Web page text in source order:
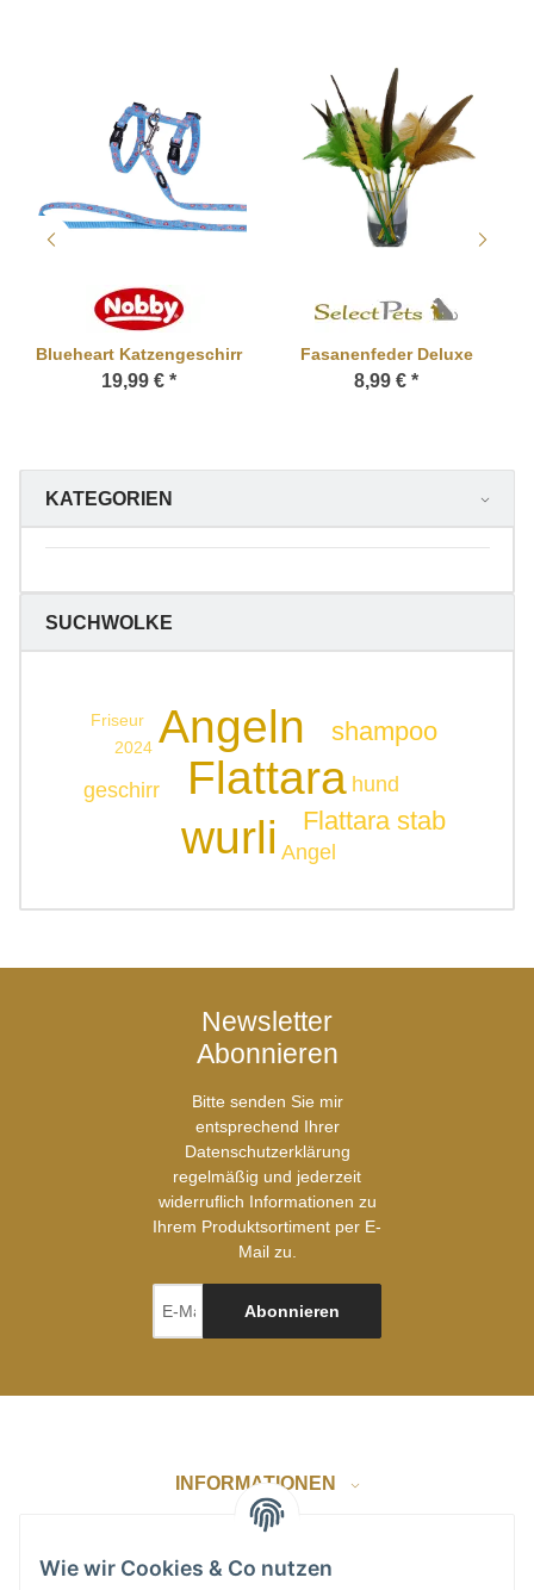
Blueheart Katzengeschirr
19,99 € *
Fasanenfeder Deluxe
8,99 € *
KATEGORIEN
SUCHWOLKE
Flattara
Angeln
wurli Flattara stab
shampoo
hund
Angel
geschirr
2024
Friseur
Newsletter
Abonnieren
Bitte senden Sie mir
entsprechend Ihrer
Datenschutzerklärung
regelmäßig und jederzeit
widerruflich Informationen zu
Ihrem Produktsortiment per E-
Mail zu.
Abonnieren
INFORMATIONEN
GESETZLICHE INFORMATIONEN
Wie wir Cookies & Co nutzen